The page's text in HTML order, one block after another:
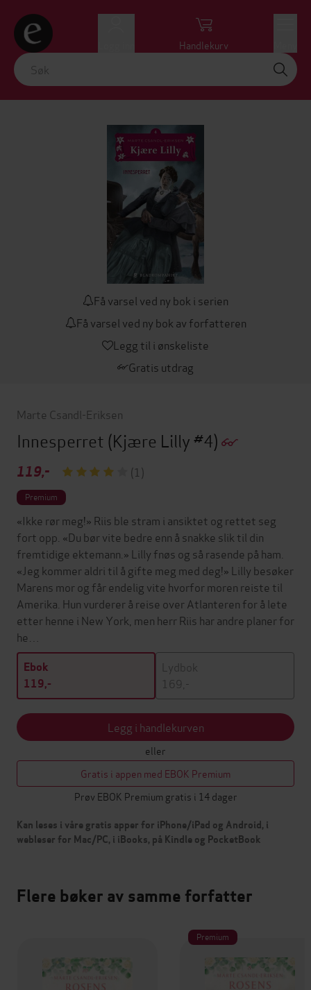
Handlekurv
Få varsel ved ny bok i serien
Få varsel ved ny bok av forfatteren
Legg til i ønskeliste
Gratis utdrag
Marte Csandl-Eriksen
Innesperret (Kjære Lilly #4)
119,- (1)
Premium
«Ikke rør meg!» Riis ble stram i ansiktet og rettet seg
fort opp. «Du bør vite bedre enn å snakke slik til din
fremtidige ektemann.» Lilly fnøs og så rasende på ham.
«Jeg kommer aldri til å gifte meg med deg!» Lilly besøker
Marens mor og får endelig vite hvorfor moren reiste til
Amerika. Hun vurderer å reise over Atlanteren for å lete
etter henne i New York, men herr Riis har andre planer for
he…
Ebok
119,-
Lydbok
169,-
Legg i handlekurven
eller
Gratis i appen med EBOK Premium
Prøv EBOK Premium gratis i 14 dager
Kan leses i våre gratis apper for iPhone/iPad og Android, i
webleser for Mac/PC, i iBooks, på Kindle og PocketBook
Flere bøker av samme forfatter
Premium